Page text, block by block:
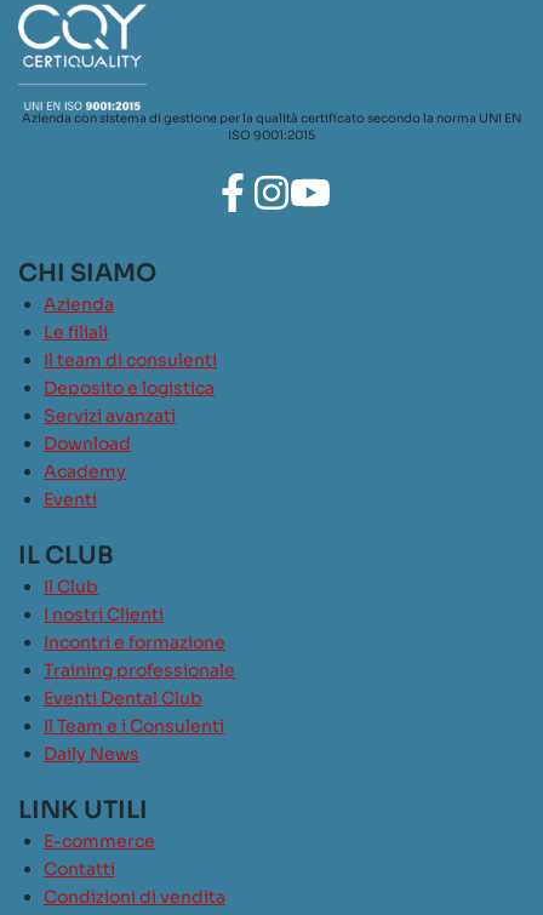
Azienda con sistema di gestione per la qualità certificato secondo la norma UNI EN
ISO 9001:2015
CHI SIAMO
Azienda
Le filiali
Il team di consulenti
Deposito e logistica
Servizi avanzati
Download
Academy
Eventi
IL CLUB
Il Club
I nostri Clienti
Incontri e formazione
Training professionale
Eventi Dental Club
Il Team e i Consulenti
Daily News
LINK UTILI
E-commerce
Contatti
Condizioni di vendita